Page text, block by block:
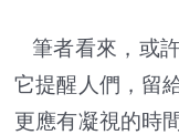
筆者看來，或
它提醒人們，留
更應有凝視的時